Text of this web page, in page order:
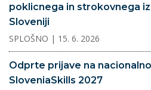
poklicnega in strokovnega
Sloveniji
SPLOŠNO | 15. 6. 2026
Odprte prijave na
SloveniaSkills 2027